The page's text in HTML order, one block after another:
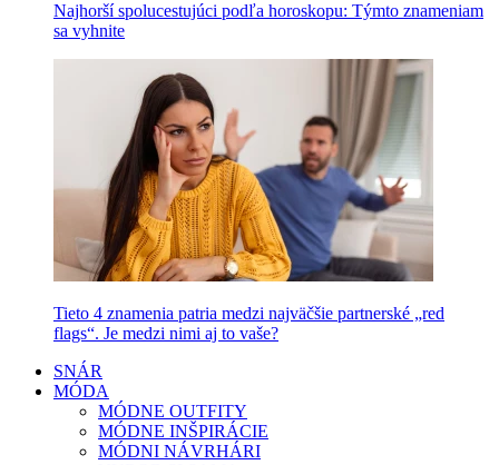
Najhorší spolucestujúci podľa horoskopu: Týmto znameniam
sa vyhnite
Tieto 4 znamenia patria medzi najväčšie partnerské „red
flags“. Je medzi nimi aj to vaše?
SNÁR
MÓDA
MÓDNE OUTFITY
MÓDNE INŠPIRÁCIE
MÓDNI NÁVRHÁRI